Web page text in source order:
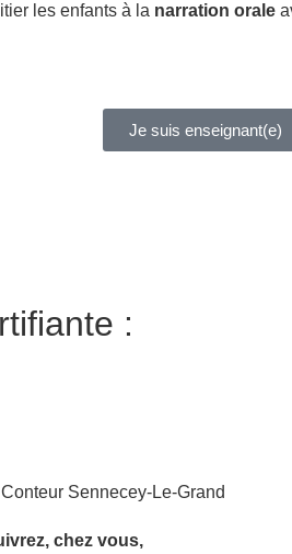
les enfants à la narration orale
Je suis enseignant(e)
:
chez vous,